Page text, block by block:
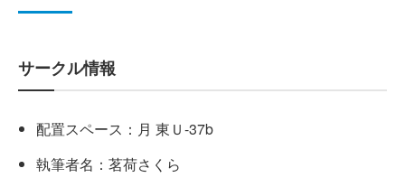
サークル情報
配置スペース：月 東Ｕ-37b
執筆者名：茗荷さくら